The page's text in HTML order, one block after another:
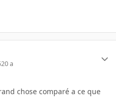
20 a
chose comparé a ce que